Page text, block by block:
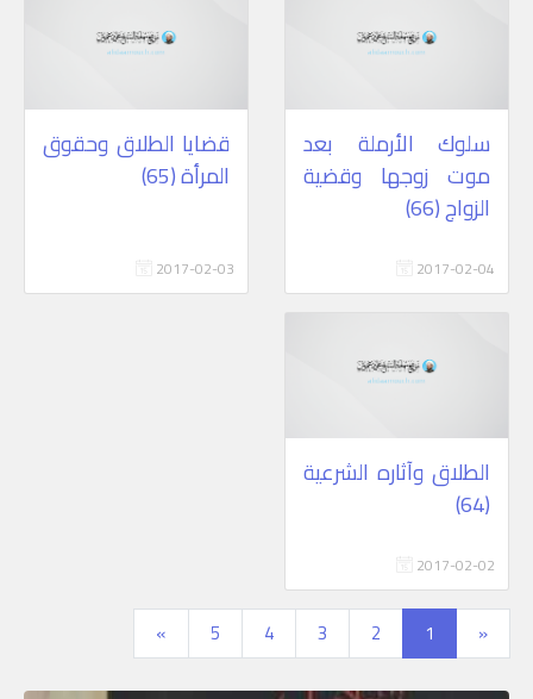
سلوك الأرملة بعد
موت زوجها وقضية
الزواج (66)
2017-02-04
قضايا الطلاق وحقوق
المرأة (65)
2017-02-03
الطلاق وآثاره الشرعية
(64)
2017-02-02
«
1
2
3
4
5
»